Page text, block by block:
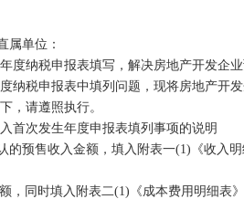
属单位：
纳税申报表填写，解决房地产开发企业
纳税申报表中填列问题，现将房地产开
，请遵照执行。
次发生年度申报表填列事项的说明
预售收入金额，填入附表一(1)《收入明
同时填入附表二(1)《成本费用明细表》